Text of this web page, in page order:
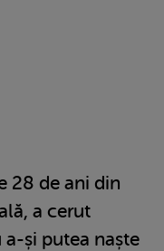
28 de ani din
a cerut
și putea naște